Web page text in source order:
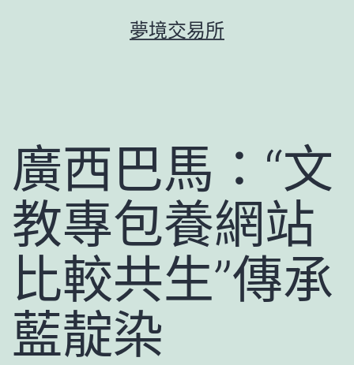
夢境交易所
廣西巴馬：“文
教專包養網站
比較共生”傳承
藍靛染